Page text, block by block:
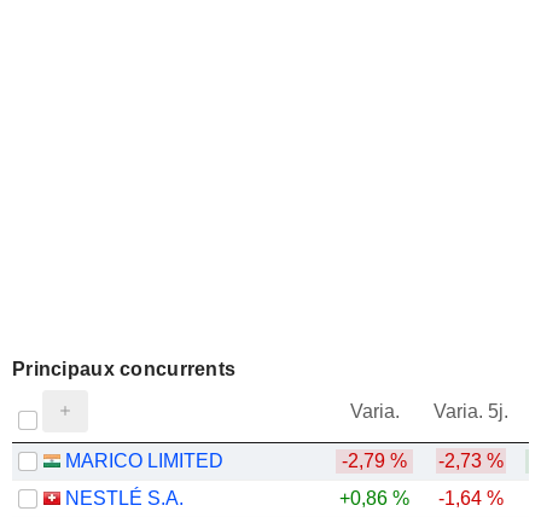
Principaux concurrents
Varia. Varia. 5j.
MARICO LIMITED
-2,79 % -2,73 %
NESTLÉ S.A.
+0,86 % -1,64 %